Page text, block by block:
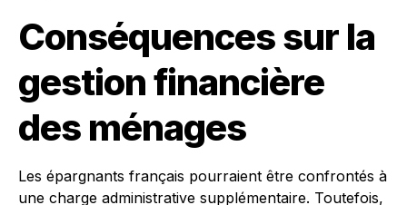
Conséquences sur la
gestion financière
des ménages
Les épargnants français pourraient être confrontés à
une charge administrative supplémentaire. Toutefois,